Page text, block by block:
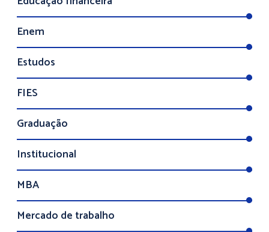
Enem
Estudos
FIES
Graduação
Institucional
MBA
Mercado de trabalho